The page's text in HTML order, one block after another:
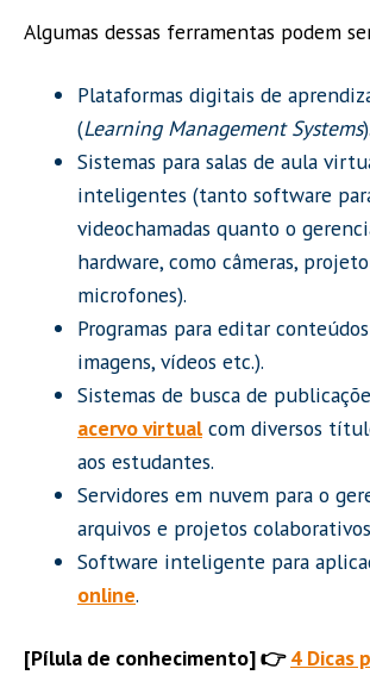
Algumas dessas ferramentas podem
Plataformas digitais de
(Learning Management Systems).
Sistemas para salas de aula
inteligentes (tanto software
videochamadas quanto o
hardware, como câmeras,
microfones).
Programas para editar
imagens, vídeos etc.).
Sistemas de busca de
acervo virtual com diversos
aos estudantes.
Servidores em nuvem para o
arquivos e projetos
Software inteligente para
online.
[Pílula de conhecimento] 👉4 Dicas